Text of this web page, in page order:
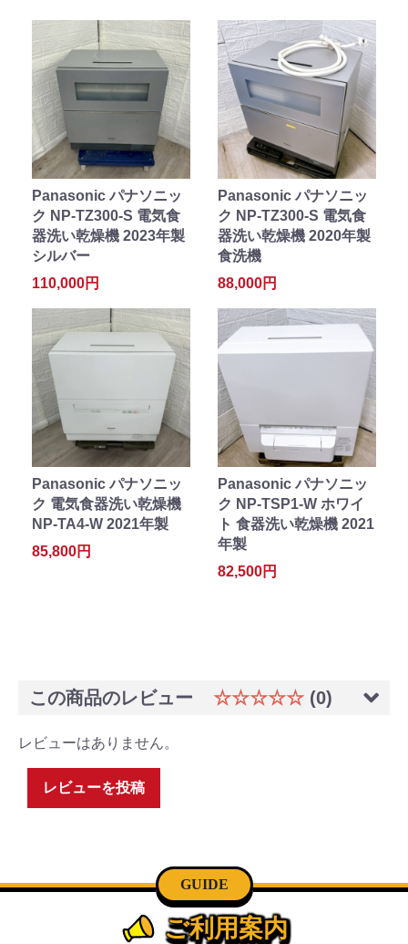
Panasonic パナソニッ
ク NP-TZ300-S 電気食
器洗い乾燥機 2023年製
シルバー
110,000円
Panasonic パナソニッ
ク NP-TZ300-S 電気食
器洗い乾燥機 2020年製
食洗機
88,000円
Panasonic パナソニッ
ク 電気食器洗い乾燥機
NP-TA4-W 2021年製
85,800円
Panasonic パナソニッ
ク NP-TSP1-W ホワイ
ト 食器洗い乾燥機 2021
年製
82,500円
この商品のレビュー ☆☆☆☆☆ (0)
レビューはありません。
レビューを投稿
GUIDE
ご利用案内